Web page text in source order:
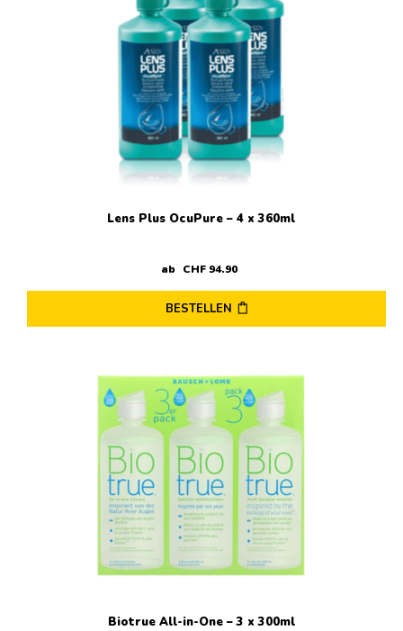
Lens Plus OcuPure – 4 x 360ml
ab CHF94.90
BESTELLEN
Biotrue All-in-One – 3 x 300ml